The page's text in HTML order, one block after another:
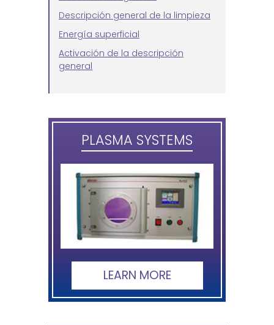
Descripción general de la limpieza
Energía superficial
Activación de la descripción
general
PLASMA SYSTEMS
LEARN MORE